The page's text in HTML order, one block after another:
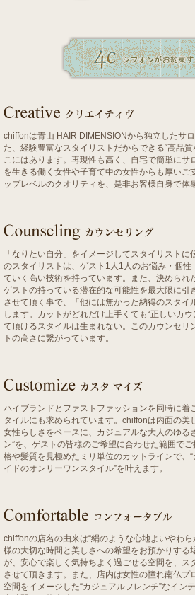
chiffonは青山 HAIR DIMENSIONから独立したサ
た、経験豊富なスタイリストだからできる“高品
こにはあります。再現性も高く、自宅で簡単に
を生きる働く女性や子育て中の女性からも厚い
ップレベルのクオリティを、是非お客様自身で体
「なりたい自分」をイメージしてスタイリスト
のスタイリストは、ゲスト1人1人のお悩み・個
ていく高い技術を持っています。また、決められ
ゲストの持っている潜在的な可能性を最大限に引
させて頂く事で、「他には無かった納得のスタ
します。カットがどれだけ上手くても“正しいカ
て頂けるスタイルは生まれない。このカウンセリ
トの高さに繋がっています。
ハイブランドとファストファッションを同時に着
タイルにも求められています。chiffonは内面の美
女性らしさをベースに、カジュアルな大人のゆる
ン”を、ゲストの皆様のご希望に合わせた範囲で
格や髪質を見極めたミリ単位のカットラインで、
イドのオンリーワンスタイル”を叶えます。
chiffonの店名の由来は“絹のような心地よいやわ
様の大切な時間と美しさへの希望をお預かりする
が、安心で楽しく気持ちよく過ごせる空間を、
させて頂きます。また、店内は女性の憧れ南仏
空間をイメージした“カジュアルフレンチ”なイン